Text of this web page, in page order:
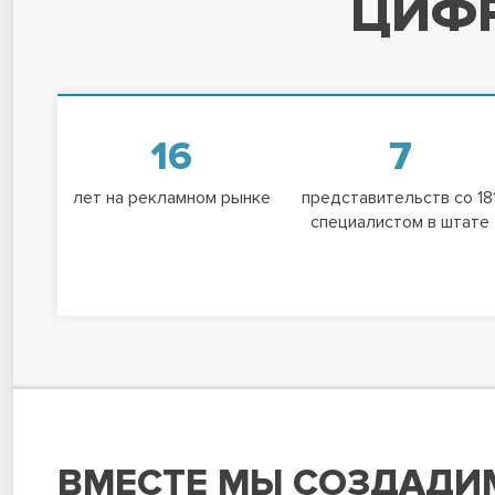
16
лет на рекламном рынке
7
представительств со
специалистом в штате
ВМЕСТЕ МЫ